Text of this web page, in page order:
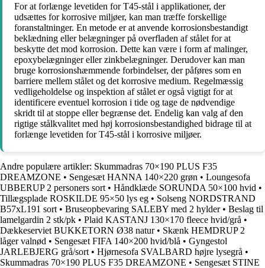
For at forlænge levetiden for T45-stål i applikationer, der
udsættes for korrosive miljøer, kan man træffe forskellige
foranstaltninger. En metode er at anvende korrosionsbestandigt
beklædning eller belægninger på overfladen af stålet for at
beskytte det mod korrosion. Dette kan være i form af malinger,
epoxybelægninger eller zinkbelægninger. Derudover kan man
bruge korrosionshæmmende forbindelser, der påføres som en
barriere mellem stålet og det korrosive medium. Regelmæssig
vedligeholdelse og inspektion af stålet er også vigtigt for at
identificere eventuel korrosion i tide og tage de nødvendige
skridt til at stoppe eller begrænse det. Endelig kan valg af den
rigtige stålkvalitet med høj korrosionsbestandighed bidrage til at
forlænge levetiden for T45-stål i korrosive miljøer.
Andre populære artikler: Skummadras 70×190 PLUS F35
DREAMZONE • Sengesæt HANNA 140×220 grøn • Loungesofa
UBBERUP 2 personers sort • Håndklæde SORUNDA 50×100 hvid •
Tillægsplade ROSKILDE 95×50 lys eg • Solseng NORDSTRAND
B57xL191 sort • Bruseopbevaring SALEBY med 2 hylder• Beslag til
lamelgardin 2 stk/pk • Plaid KASTANJ 130×170 fleece hvid/grå •
Dækkeserviet BUKKETORN Ø38 natur• Skænk HEMDRUP 2
låger valnød • Sengesæt FIFA 140×200 hvid/blå • Gyngestol
JARLEBJERG grå/sort • Hjørnesofa SVALBARD højre lysegrå •
Skummadras 70×190 PLUS F35 DREAMZONE • Sengesæt STINE